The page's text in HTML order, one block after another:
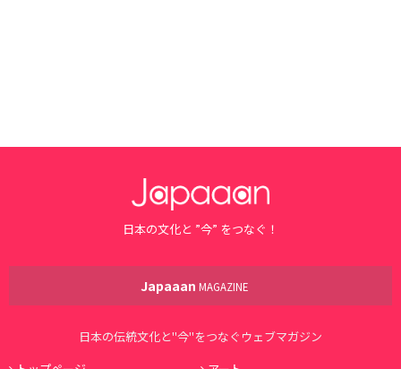
日本の文化と ”今” をつなぐ！
Japaaan MAGAZINE
日本の伝統文化と"今"をつなぐウェブマガジン